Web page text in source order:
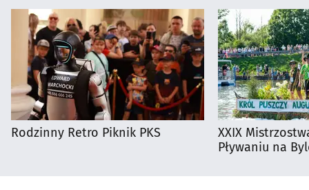
Rodzinny Retro Piknik PKS
XXIX
Pływaniu na